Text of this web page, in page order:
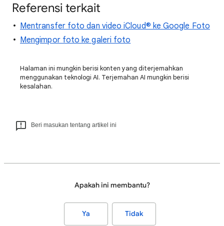
Referensi terkait
Mentransfer foto dan video iCloud® ke Google Foto
Mengimpor foto ke galeri foto
Halaman ini mungkin berisi konten yang diterjemahkan
menggunakan teknologi AI. Terjemahan AI mungkin berisi
kesalahan.
Beri masukan tentang artikel ini
Apakah ini membantu?
Ya Tidak